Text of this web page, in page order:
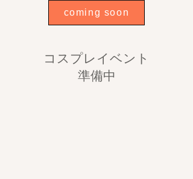
coming soon
コスプレイベント
準備中